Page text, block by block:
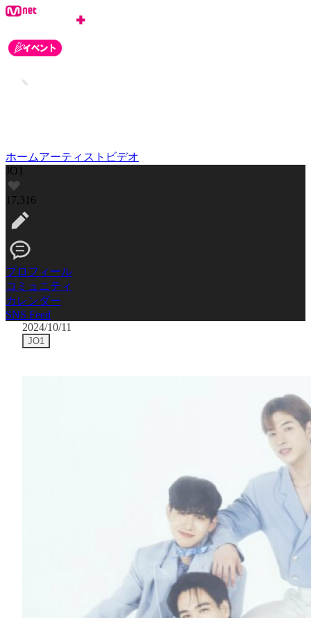
ホームアーティスト ビデオ
JO1
17,316
プロフィール
コミュニティ
カレンダー
SNS Feed
2024/10/11
JO1